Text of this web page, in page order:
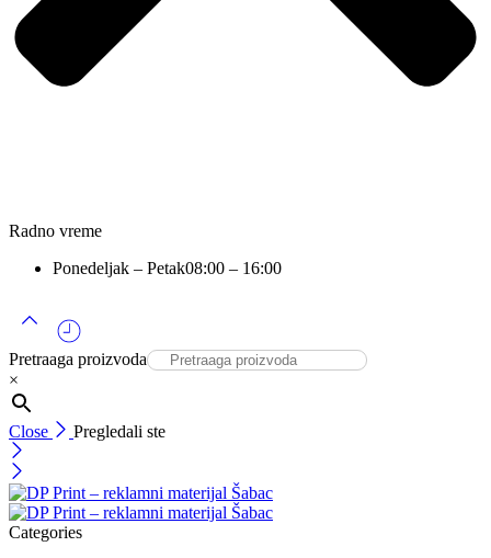
Radno vreme
Ponedeljak – Petak08:00 – 16:00
Pretraaga proizvoda
×
Close Pregledali ste
Categories